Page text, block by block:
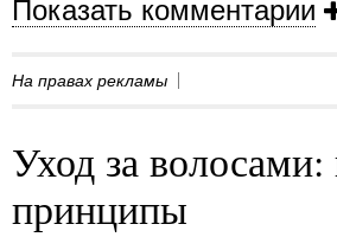
Показать комментарии
На правах рекламы
Уход за
принципы